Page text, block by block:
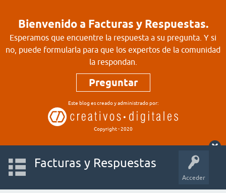
Bienvenido a Facturas y Respuestas.
Esperamos que encuentre la respuesta a su pregunta. Y si
no, puede formularla para que los expertos de la comunidad
la respondan.
Preguntar
Este blog es creado y administrado por:
Copyright - 2020
Acceder
Facturas y Respuestas